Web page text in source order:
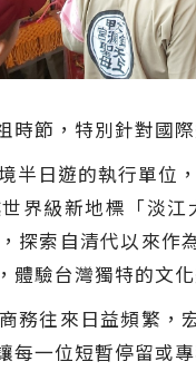
節，特別針對國
日遊的執行單位
界級新地標「淡
探索自清代以來
體驗台灣獨特的文化
務往來日益頻繁
每一位短暫停留或